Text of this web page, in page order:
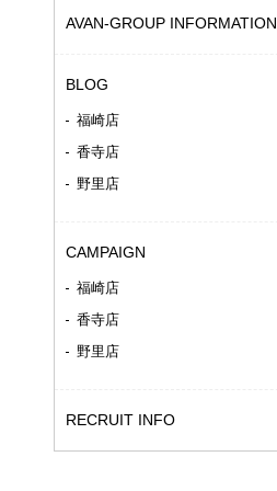
AVAN-GROUP INFORMATION
BLOG
福崎店
香寺店
野里店
CAMPAIGN
福崎店
香寺店
野里店
RECRUIT INFO